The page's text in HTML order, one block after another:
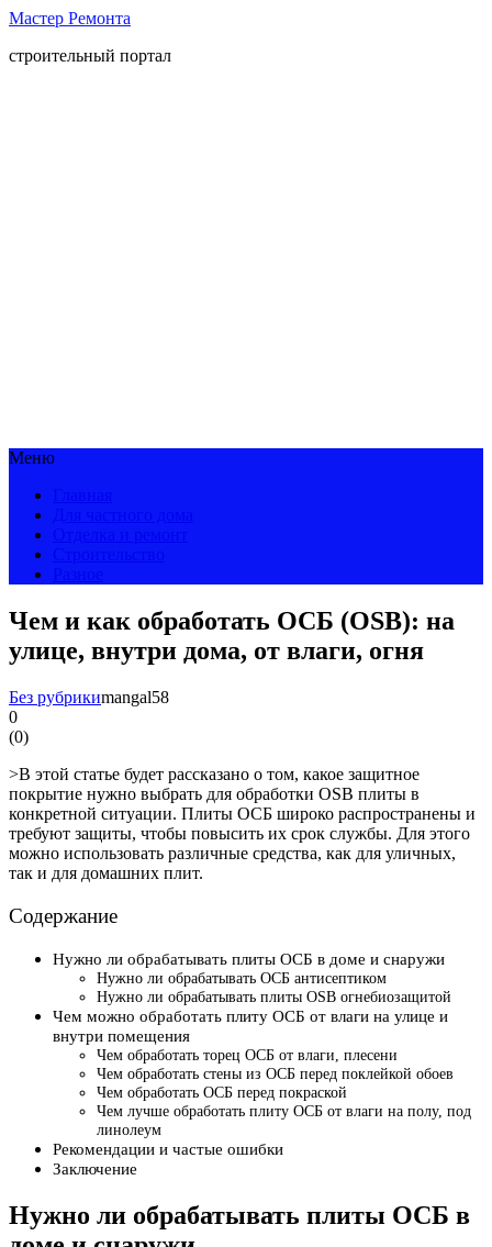
Мастер Ремонта
строительный портал
Меню
Чем и как обработать ОСБ (OSB): на
улице, внутри дома, от влаги, огня
Без рубрикиmangal58
0
(0)
>В этой статье будет рассказано о том, какое защитное
покрытие нужно выбрать для обработки OSB плиты в
конкретной ситуации. Плиты ОСБ широко распространены и
требуют защиты, чтобы повысить их срок службы. Для этого
можно использовать различные средства, как для уличных,
так и для домашних плит.
Содержание
Нужно ли обрабатывать плиты ОСБ в доме и снаружи
Нужно ли обрабатывать ОСБ антисептиком
Нужно ли обрабатывать плиты OSB огнебиозащитой
Чем можно обработать плиту ОСБ от влаги на улице и
внутри помещения
Чем обработать торец ОСБ от влаги, плесени
Чем обработать стены из ОСБ перед поклейкой обоев
Чем обработать ОСБ перед покраской
Чем лучше обработать плиту ОСБ от влаги на полу, под
линолеум
Рекомендации и частые ошибки
Заключение
Нужно ли обрабатывать плиты ОСБ в